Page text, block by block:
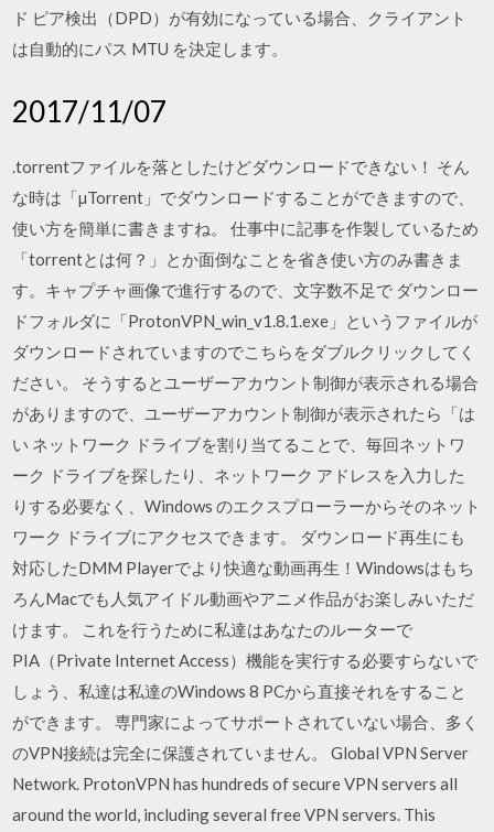
ド ピア検出（DPD）が有効になっている場合、クライアント
は自動的にパス MTU を決定します。
2017/11/07
.torrentファイルを落としたけどダウンロードできない！ そん
な時は「µTorrent」でダウンロードすることができますので、
使い方を簡単に書きますね。 仕事中に記事を作製しているため
「torrentとは何？」とか面倒なことを省き使い方のみ書きま
す。キャプチャ画像で進行するので、文字数不足で ダウンロー
ドフォルダに「ProtonVPN_win_v1.8.1.exe」というファイルが
ダウンロードされていますのでこちらをダブルクリックしてく
ださい。 そうするとユーザーアカウント制御が表示される場合
がありますので、ユーザーアカウント制御が表示されたら「は
い ネットワーク ドライブを割り当てることで、毎回ネットワ
ーク ドライブを探したり、ネットワーク アドレスを入力した
りする必要なく、Windows のエクスプローラーからそのネット
ワーク ドライブにアクセスできます。 ダウンロード再生にも
対応したDMM Playerでより快適な動画再生！Windowsはもち
ろんMacでも人気アイドル動画やアニメ作品がお楽しみいただ
けます。 これを行うために私達はあなたのルーターで
PIA（Private Internet Access）機能を実行する必要すらないで
しょう、私達は私達のWindows 8 PCから直接それをすること
ができます。 専門家によってサポートされていない場合、多く
のVPN接続は完全に保護されていません。 Global VPN Server
Network. ProtonVPN has hundreds of secure VPN servers all
around the world, including several free VPN servers. This